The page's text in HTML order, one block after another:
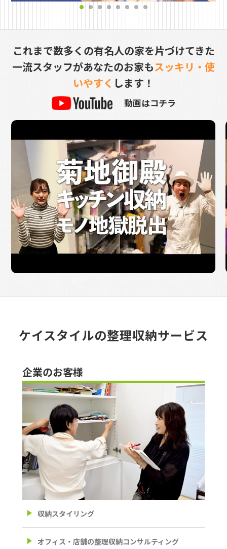
これまで数多くの有名人の家を片づけてきた
一流スタッフがあなたのお家もスッキリ・使
いやすく します！
動画はコチラ
ケイスタイルの整理収納サービス
企業のお客様
収納スタイリング
オフィス・店舗の整理収納コンサルティング